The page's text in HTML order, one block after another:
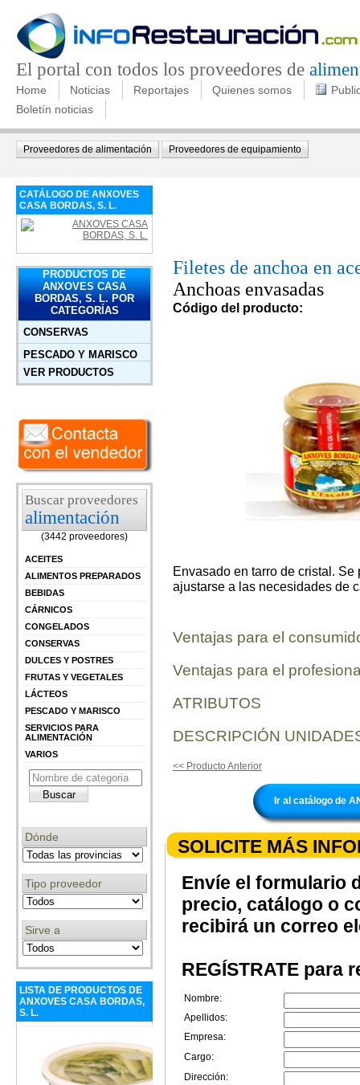
El portal con todos los proveedores de
Home Noticias Reportajes Quienes somos
Boletín noticias
Proveedores de alimentación Proveedores de equipamiento
CATÁLOGO DE ANXOVES
CASA BORDAS, S. L.
PRODUCTOS DE
ANXOVES CASA
BORDAS, S. L. POR
CATEGORÍAS
CONSERVAS
PESCADO Y MARISCO
VER PRODUCTOS
Buscar proveedores
alimentación
(3442 proveedores)
ACEITES
ALIMENTOS PREPARADOS
BEBIDAS
CÁRNICOS
CONGELADOS
CONSERVAS
DULCES Y POSTRES
FRUTAS Y VEGETALES
LÁCTEOS
PESCADO Y MARISCO
SERVICIOS PARA
ALIMENTACIÓN
VARIOS
Dónde
Tipo proveedor
Sirve a
LISTA DE PRODUCTOS DE
ANXOVES CASA BORDAS,
S. L.
Filetes de anchoa en
Anchoas envasadas
Código del producto:
Envasado en tarro de cristal.
ajustarse a las necesidades de
Ventajas para el
Ventajas para el
ATRIBUTOS
DESCRIPCIÓN
<< Producto Anterior
Ir al catálogo de
SOLICITE MÁS
Envíe el formulario
precio, catálogo o
recibirá un correo
REGÍSTRATE para
Nombre:
Apellidos:
Empresa:
Cargo:
Dirección: